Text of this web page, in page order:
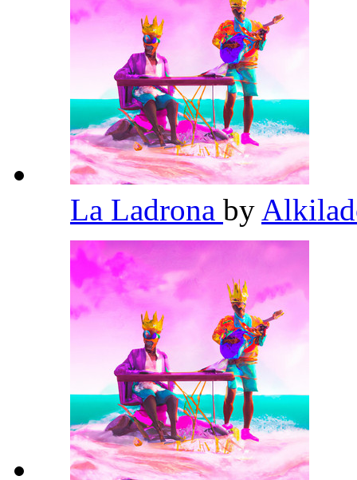
La Ladrona by